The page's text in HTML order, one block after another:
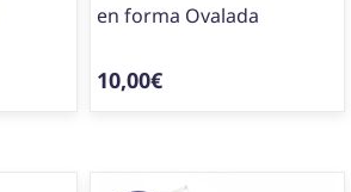
en forma Ovalada
10,00€